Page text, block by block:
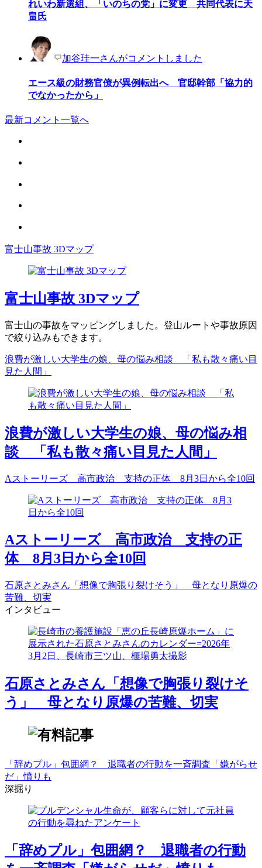
れいわ新選組、「いのちの党」に変更 共同代表に天
畠氏
加谷珪一さんがコメントしました
エース級の財務官僚が異例転出へ 官邸幹部「協力的
でなかったから」
最新コメント一覧へ
富士山事故 3Dマップ
富士山事故 3Dマップ
富士山の事故をマッピングしました。登山ルートや事故原因
で絞り込みもできます。
浪費が激しい大学生の娘、母の悩み相談 「私も散々痛い目
見た人間」
浪費が激しい大学生の娘、母の悩み相
談 「私も散々痛い目見た人間」
Aストーリーズ 高市政治 支持の正体 8月3日から全10回
Aストーリーズ 高市政治 支持の正
体 8月3日から全10回
石原さとみさん「想像で胸張り裂けそう」 母となり原爆の
苦難、切実
インタビュー
石原さとみさん「想像で胸張り裂けそ
う」 母となり原爆の苦難、切実
「辞めプル」包囲網？ 退職者の行動を一斉調査「嫌がらせ
だ」憤りも
深掘り
「辞めプル」包囲網？ 退職者の行動